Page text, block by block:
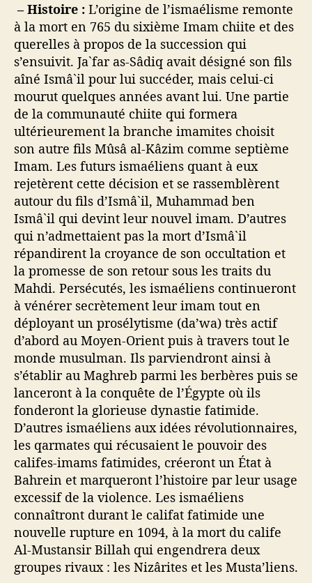
– Histoire : L’origine de l’ismaélisme remonte
à la mort en 765 du sixième Imam chiite et des
querelles à propos de la succession qui
s’ensuivit. Ja`far as-Sâdiq avait désigné son fils
aîné Ismâ`il pour lui succéder, mais celui-ci
mourut quelques années avant lui. Une partie
de la communauté chiite qui formera
ultérieurement la branche imamites choisit
son autre fils Mûsâ al-Kâzim comme septième
Imam. Les futurs ismaéliens quant à eux
rejetèrent cette décision et se rassemblèrent
autour du fils d’Ismâ`il, Muhammad ben
Ismâ`il qui devint leur nouvel imam. D’autres
qui n’admettaient pas la mort d’Ismâ`il
répandirent la croyance de son occultation et
la promesse de son retour sous les traits du
Mahdi. Persécutés, les ismaéliens continueront
à vénérer secrètement leur imam tout en
déployant un prosélytisme (da’wa) très actif
d’abord au Moyen-Orient puis à travers tout le
monde musulman. Ils parviendront ainsi à
s’établir au Maghreb parmi les berbères puis se
lanceront à la conquête de l’Égypte où ils
fonderont la glorieuse dynastie fatimide.
D’autres ismaéliens aux idées révolutionnaires,
les qarmates qui récusaient le pouvoir des
califes-imams fatimides, créeront un État à
Bahrein et marqueront l’histoire par leur usage
excessif de la violence. Les ismaéliens
connaîtront durant le califat fatimide une
nouvelle rupture en 1094, à la mort du calife
Al-Mustansir Billah qui engendrera deux
groupes rivaux : les Nizârites et les Musta’liens.